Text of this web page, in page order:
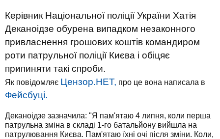
Керівник Національної поліції України Хатія
Деканоідзе обурена випадком незаконного
привласнення грошових коштів командиром
роти патрульної поліції Києва і обіцяє
припиняти такі спроби.
Як повідомляє Цензор.НЕТ, про це вона написала в
Фейсбуці.
Деканоідзе зазначила: "Я пам'ятаю 4 липня, коли перша
патрульна зміна в складі 1-го батальйону вийшла на
патрулювання Києва. Пам'ятаю їхні очі після зміни. Коли,